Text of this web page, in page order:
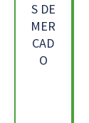
S DE
MER
CAD
O